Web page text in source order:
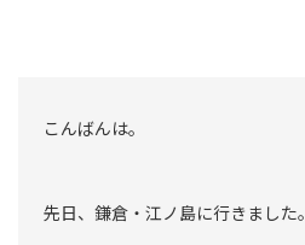
こんばんは。
先日、鎌倉・江ノ島に行きました。